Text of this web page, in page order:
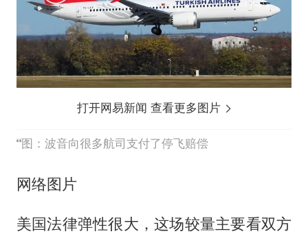
打开网易新闻 查看更多图片
图：波音向很多航司支付了停飞赔偿
网络图片
美国法律弹性很大，这场较量主要看双方